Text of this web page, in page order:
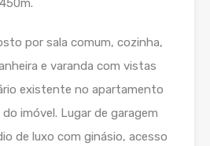
por sala comum, cozinha,
e varanda com vistas
existente no apartamento
imóvel. Lugar de garagem
de luxo com ginásio, acesso